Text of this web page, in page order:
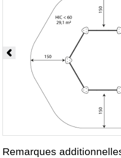
Remarques